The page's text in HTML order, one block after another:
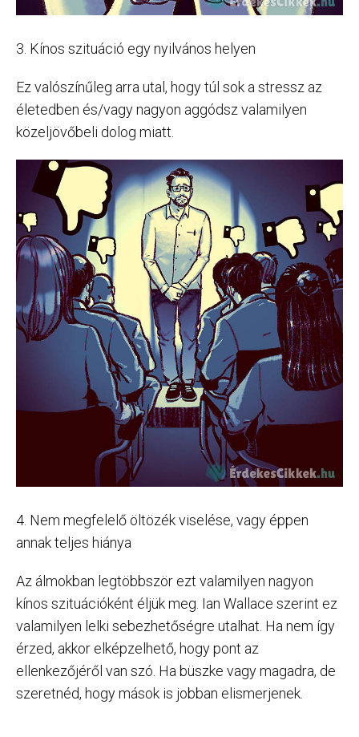
3. Kínos szituáció egy nyilvános helyen
Ez valószínűleg arra utal, hogy túl sok a stressz az
életedben és/vagy nagyon aggódsz valamilyen
közeljövőbeli dolog miatt.
4. Nem megfelelő öltözék viselése, vagy éppen
annak teljes hiánya
Az álmokban legtöbbször ezt valamilyen nagyon
kínos szituációként éljük meg. Ian Wallace szerint ez
valamilyen lelki sebezhetőségre utalhat. Ha nem így
érzed, akkor elképzelhető, hogy pont az
ellenkezőjéről van szó. Ha büszke vagy magadra, de
szeretnéd, hogy mások is jobban elismerjenek.